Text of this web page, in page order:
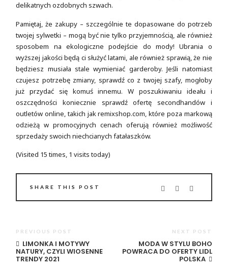
delikatnych ozdobnych szwach.
Pamiętaj, że zakupy – szczególnie te dopasowane do potrzeb
twojej sylwetki – mogą być nie tylko przyjemnością, ale również
sposobem na ekologiczne podejście do mody! Ubrania o
wyższej jakości będą ci służyć latami, ale również sprawią, że nie
będziesz musiała stale wymieniać garderoby. Jeśli natomiast
czujesz potrzebę zmiany, sprawdź co z twojej szafy, mogłoby
już przydać się komuś innemu. W poszukiwaniu ideału i
oszczędności koniecznie sprawdź ofertę secondhandów i
outletów online, takich jak remixshop.com, które poza markową
odzieżą w promocyjnych cenach oferują również możliwość
sprzedaży swoich niechcianych fatałaszków.
(Visited 15 times, 1 visits today)
SHARE THIS POST
PREVIOUS POST
LIMONKA I MOTYWY
NATURY, CZYLI WIOSENNE
TRENDY 2021
NEXT POST
MODA W STYLU BOHO
POWRACA DO OFERTY LIDL
POLSKA